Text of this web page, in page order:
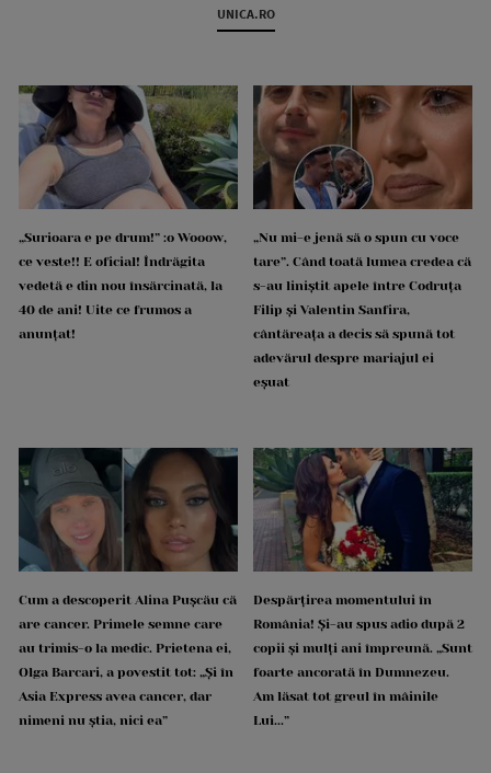
UNICA.RO
„Surioara e pe drum!” :o Wooow,
ce veste!! E oficial! Îndrăgita
vedetă e din nou însărcinată, la
40 de ani! Uite ce frumos a
anunțat!
„Nu mi-e jenă să o spun cu voce
tare”. Când toată lumea credea că
s-au liniștit apele între Codruța
Filip și Valentin Sanfira,
cântăreața a decis să spună tot
adevărul despre mariajul ei
eșuat
Cum a descoperit Alina Pușcău că
are cancer. Primele semne care
au trimis-o la medic. Prietena ei,
Olga Barcari, a povestit tot: „Și în
Asia Express avea cancer, dar
nimeni nu știa, nici ea”
Despărțirea momentului în
România! Și-au spus adio după 2
copii și mulți ani împreună. „Sunt
foarte ancorată în Dumnezeu.
Am lăsat tot greul în mâinile
Lui...”